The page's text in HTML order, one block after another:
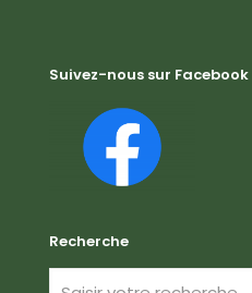
Suivez-nous sur Facebook
Recherche